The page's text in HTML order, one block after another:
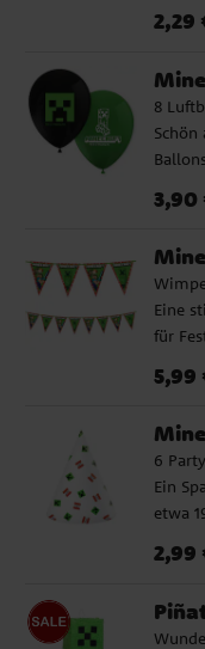
2,5
Produkt.
20
mit
Preis:
2,29
8
Preis:
3,90
Eine
für
Preis:
5,99
6
Ein
etwa
Preis:
2,99